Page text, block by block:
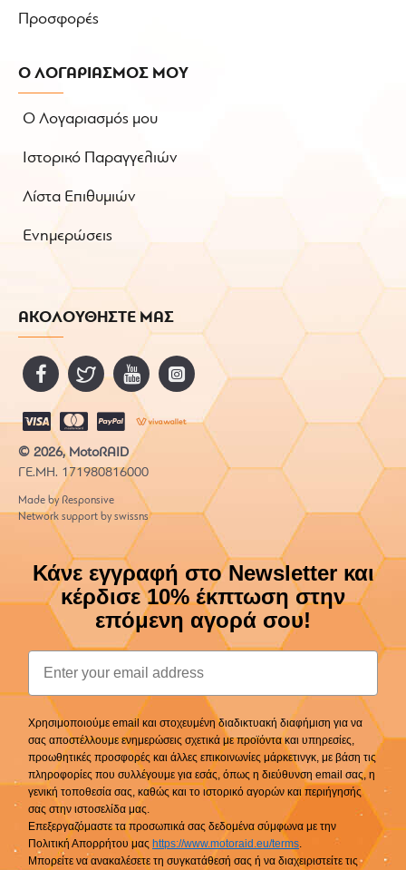
Προσφορές
Ο ΛΟΓΑΡΙΑΣΜΟΣ ΜΟΥ
Ο Λογαριασμός μου
Ιστορικό Παραγγελιών
Λίστα Επιθυμιών
Ενημερώσεις
ΑΚΟΛΟΥΘΗΣΤΕ ΜΑΣ
© 2026, MotoRAID
ΓΕ.ΜΗ. 171980816000
Made by Responsive
Network support by swissns
Κάνε εγγραφή στο Newsletter και
κέρδισε 10% έκπτωση στην
επόμενη αγορά σου!
Email
Χρησιμοποιούμε email και στοχευμένη διαδικτυακή διαφήμιση για να
σας αποστέλλουμε ενημερώσεις σχετικά με προϊόντα και υπηρεσίες,
προωθητικές προσφορές και άλλες επικοινωνίες μάρκετινγκ, με βάση τις
πληροφορίες που συλλέγουμε για εσάς, όπως η διεύθυνση email σας, η
γενική τοποθεσία σας, καθώς και το ιστορικό αγορών και περιήγησής
σας στην ιστοσελίδα μας.
Επεξεργαζόμαστε τα προσωπικά σας δεδομένα σύμφωνα με την
Πολιτική Απορρήτου μας https://www.motoraid.eu/terms.
Μπορείτε να ανακαλέσετε τη συγκατάθεσή σας ή να διαχειριστείτε τις